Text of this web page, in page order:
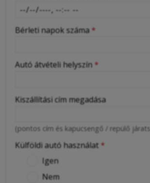
Bérleti napok száma *
Autó átvételi helyszín *
Kiszállítási cím megadása
(pontos cím és kapucsengő / repülő
Külföldi autó használat *
Igen
Nem